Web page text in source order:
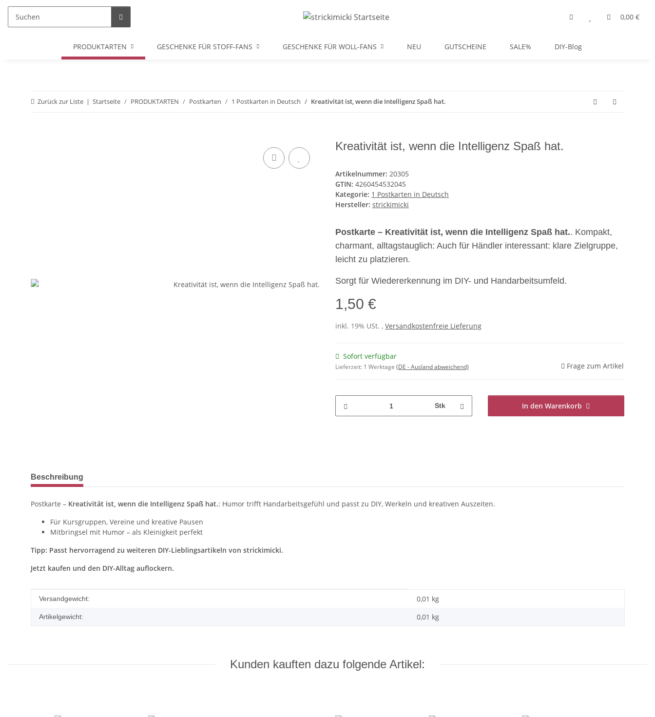
0,00 €
PRODUKTARTEN GESCHENKE FÜR STOFF-FANS GESCHENKE FÜR WOLL-FANS NEU GUTSCHEINE SALE% DIY-Blog
Zurück zur Liste Startseite PRODUKTARTEN Postkarten 1 Postkarten in Deutsch Kreativität ist, wenn die Intelligenz Spaß hat.
Kreativität ist, wenn die Intelligenz Spaß hat.
Artikelnummer: 20305
GTIN: 4260454532045
Kategorie: 1 Postkarten in Deutsch
Hersteller: strickimicki
Postkarte – Kreativität ist, wenn die Intelligenz Spaß hat.. Kompakt,
charmant, alltagstauglich: Auch für Händler interessant: klare Zielgruppe,
leicht zu platzieren.
Sorgt für Wiedererkennung im DIY- und Handarbeitsumfeld.
1,50 €
inkl. 19% USt. , Versandkostenfreie Lieferung
Sofort verfügbar
Lieferzeit: 1 Werktage (DE - Ausland abweichend) Frage zum Artikel
Stk In den Warenkorb
weitere Registerkarten anzeigen
Beschreibung
Postkarte – Kreativität ist, wenn die Intelligenz Spaß hat.: Humor trifft Handarbeitsgefühl und passt zu DIY, Werkeln und kreativen Auszeiten.
Für Kursgruppen, Vereine und kreative Pausen
Mitbringsel mit Humor – als Kleinigkeit perfekt
Tipp: Passt hervorragend zu weiteren DIY-Lieblingsartikeln von strickimicki.
Jetzt kaufen und den DIY-Alltag auflockern.
Produkteigenschaft
Wert
Versandgewicht: 0,01 kg
Artikelgewicht: 0,01 kg
Kunden kauften dazu folgende Artikel: